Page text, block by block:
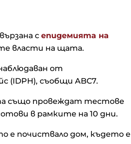
с епидемията на
власти на щата.
от
съобщи ABC7.
също провеждат тестове
в рамките на 10 дни.
е почиствало дом, където е